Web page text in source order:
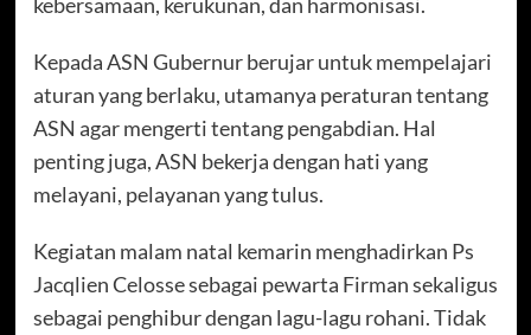
Kepada ASN Gubernur berujar untuk mempelajari
aturan yang berlaku, utamanya peraturan tentang
ASN agar mengerti tentang pengabdian. Hal
penting juga, ASN bekerja dengan hati yang
melayani, pelayanan yang tulus.
Kegiatan malam natal kemarin menghadirkan Ps
Jacqlien Celosse sebagai pewarta Firman sekaligus
sebagai penghibur dengan lagu-lagu rohani. Tidak